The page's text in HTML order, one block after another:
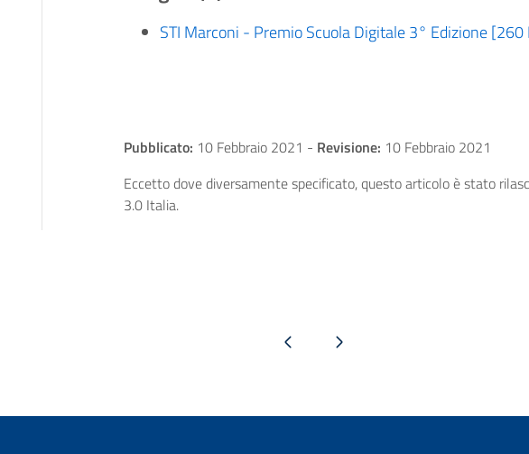
STI Marconi - Premio Scuola Digitale 3° Edizione [260
Pubblicato: 10 Febbraio 2021 - Revisione: 10 Febbraio 2021
Eccetto dove diversamente specificato, questo articolo è stato
3.0 Italia.
Pagina precedentePagina successiva